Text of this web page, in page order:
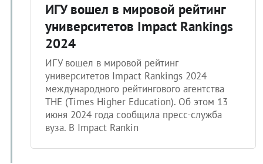
ИГУ вошел в мировой рейтинг
университетов Impact Rankings
2024
ИГУ вошел в мировой рейтинг
университетов Impact Rankings 2024
международного рейтингового агентства
THE (Times Higher Education). Об этом 13
июня 2024 года сообщила пресс-служба
вуза. В Impact Rankin